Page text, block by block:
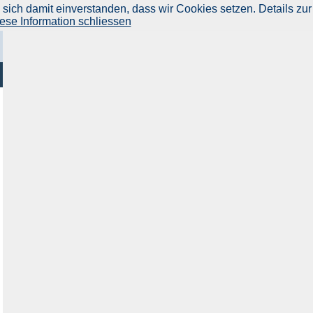
damit einverstanden, dass wir Cookies setzen. Details zur
Information schliessen